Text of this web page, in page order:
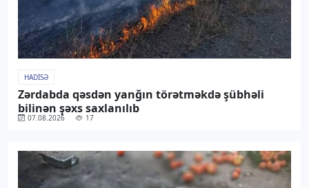
HADISƏ
Zərdabda qəsdən yanğın törətməkdə şübhəli
bilinən şəxs saxlanılıb
07.08.2026 17